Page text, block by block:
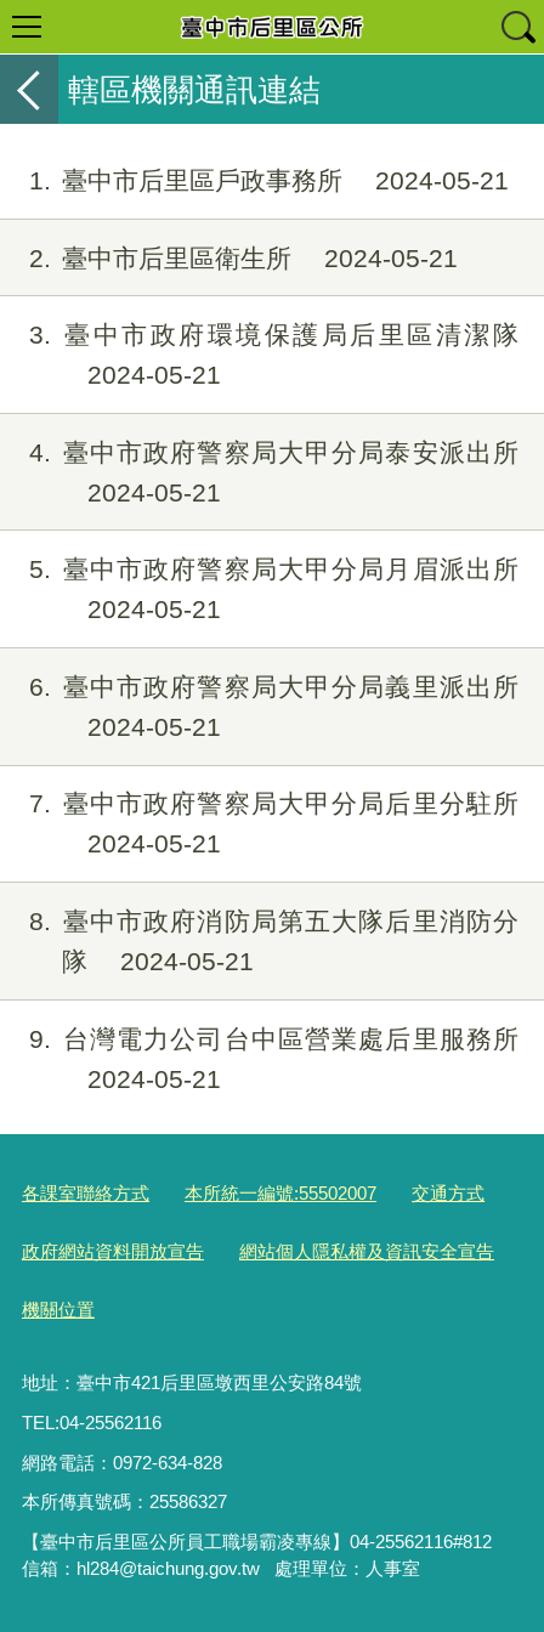
轄區機關通訊連結
1 臺中市后里區戶政事務所 2024-05-21
2 臺中市后里區衛生所 2024-05-21
3
臺中市政府環境保護局后里區清潔隊
2024-05-21
4
臺中市政府警察局大甲分局泰安派出所
2024-05-21
5
臺中市政府警察局大甲分局月眉派出所
2024-05-21
6
臺中市政府警察局大甲分局義里派出所
2024-05-21
7
臺中市政府警察局大甲分局后里分駐所
2024-05-21
8
臺中市政府消防局第五大隊后里消防分
隊
2024-05-21
9
台灣電力公司台中區營業處后里服務所
2024-05-21
各課室聯絡方式 本所統一編號:55502007 交通方式
政府網站資料開放宣告 網站個人隱私權及資訊安全宣告
機關位置
地址：臺中市421后里區墩西里公安路84號
TEL:04-25562116
網路電話：0972-634-828
本所傳真號碼：25586327
【臺中市后里區公所員工職場霸凌專線】04-25562116#812
信箱：hl284@taichung.gov.tw 處理單位：人事室